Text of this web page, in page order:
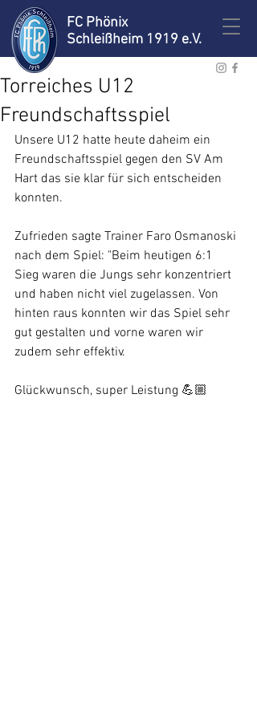
FC Phönix
Schleißheim 1919 e.V.
Torreiches U12
Freundschaftsspiel
Unsere U12 hatte heute daheim ein
Freundschaftsspiel gegen den SV Am
Hart das sie klar für sich entscheiden
konnten.
Zufrieden sagte Trainer Faro Osmanoski
nach dem Spiel: "Beim heutigen 6:1
Sieg waren die Jungs sehr konzentriert
und haben nicht viel zugelassen. Von
hinten raus konnten wir das Spiel sehr
gut gestalten und vorne waren wir
zudem sehr effektiv.
Glückwunsch, super Leistung 💪🏼